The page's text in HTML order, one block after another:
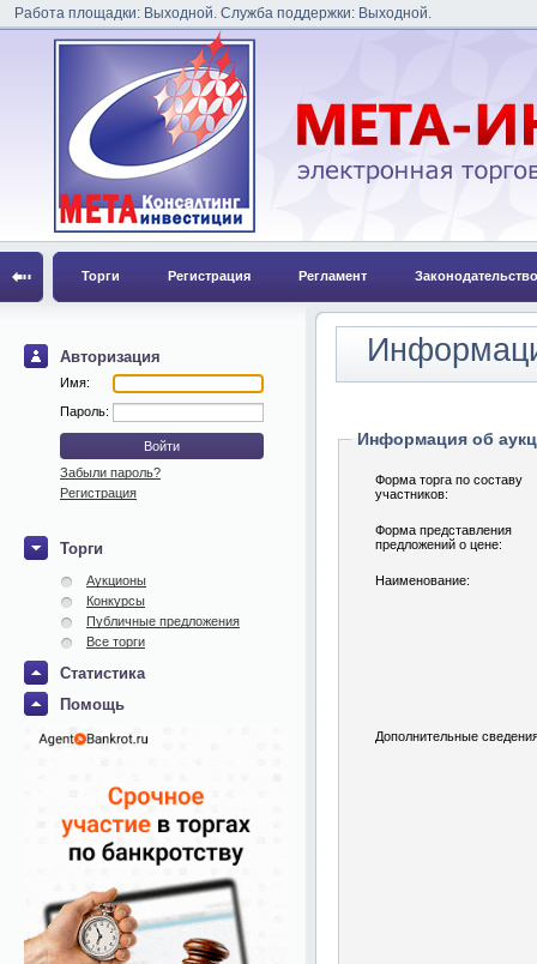
Работа площадки: Выходной. Служба поддержки: Выходной.
Торги Регистрация Регламент Законодательство
Авторизация
Имя:
Пароль:
Забыли пароль?
Регистрация
Торги
Аукционы
Конкурсы
Публичные предложения
Все торги
Статистика
Помощь
Информация об
Форма торга по составу
участников:
Форма представления
предложений о цене:
Наименование:
Дополнительные